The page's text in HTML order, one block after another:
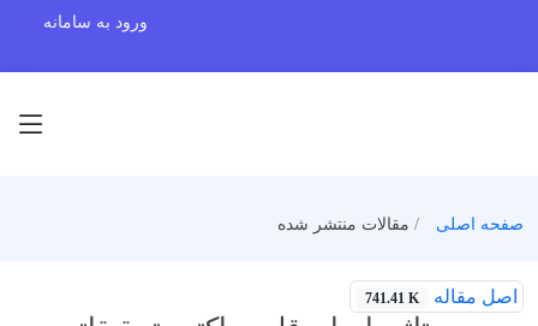
ورود به سامانه
صفحه اصلی مقالات منتشر شده
اصل مقاله 741.41 K